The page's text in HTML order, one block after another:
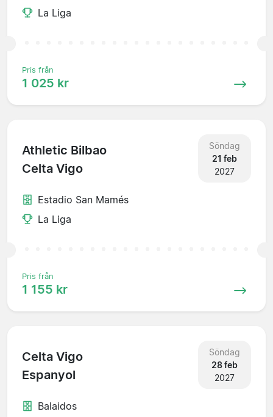
La Liga
Pris från
1 025 kr
Athletic Bilbao
Celta Vigo
Söndag
21 feb
2027
Estadio San Mamés
La Liga
Pris från
1 155 kr
Celta Vigo
Espanyol
Söndag
28 feb
2027
Balaidos